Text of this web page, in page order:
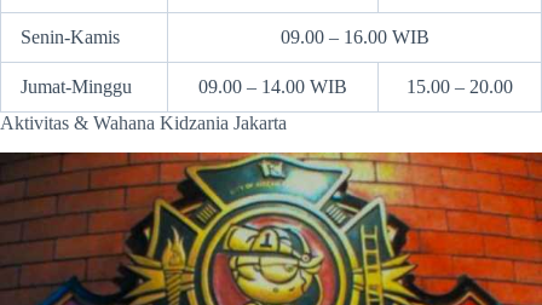
Senin-Kamis 09.00 – 16.00 WIB
Jumat-Minggu 09.00 – 14.00 WIB
15.00 – 20.00
Aktivitas & Wahana Kidzania Jakarta